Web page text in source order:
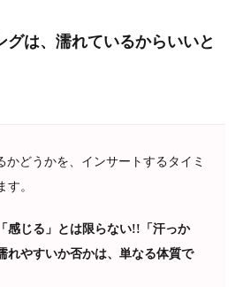
グは、濡れているからいいと
どうかを、インサートするタイミ
す。
感じる」とは限らない!!「汗っか
れやすいか否かは、単なる体質で